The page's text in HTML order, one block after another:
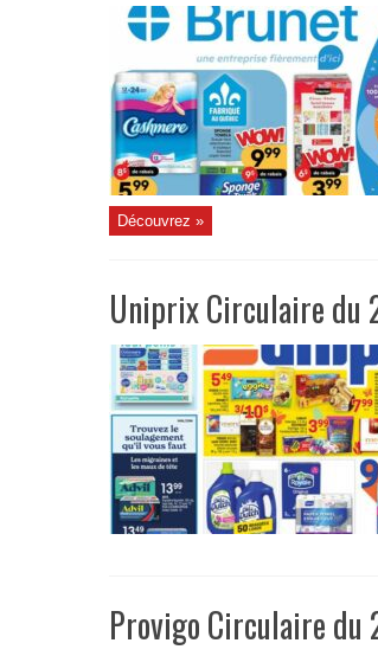
Découvrez »
Uniprix Circulaire du
Provigo Circulaire